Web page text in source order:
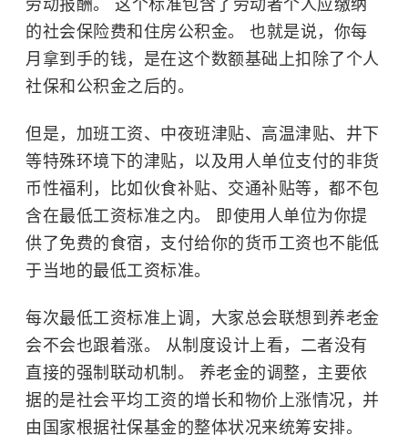
劳动报酬。 这个标准包含了劳动者个人应缴纳
的社会保险费和住房公积金。 也就是说，你每
月拿到手的钱，是在这个数额基础上扣除了个人
社保和公积金之后的。
但是，加班工资、中夜班津贴、高温津贴、井下
等特殊环境下的津贴，以及用人单位支付的非货
币性福利，比如伙食补贴、交通补贴等，都不包
含在最低工资标准之内。 即使用人单位为你提
供了免费的食宿，支付给你的货币工资也不能低
于当地的最低工资标准。
每次最低工资标准上调，大家总会联想到养老金
会不会也跟着涨。 从制度设计上看，二者没有
直接的强制联动机制。 养老金的调整，主要依
据的是社会平均工资的增长和物价上涨情况，并
由国家根据社保基金的整体状况来统筹安排。